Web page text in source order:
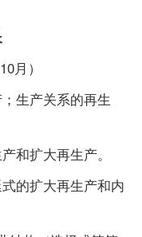
月）
产关系的再生
扩大再生产。
扩大再生产和内